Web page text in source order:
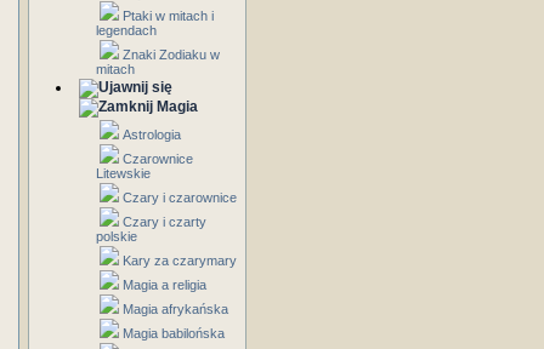
Ptaki w mitach i
legendach
Znaki Zodiaku w
mitach
Magia
Astrologia
Czarownice
Litewskie
Czary i czarownice
Czary i czarty
polskie
Kary za czarymary
Magia a religia
Magia afrykańska
Magia babilońska